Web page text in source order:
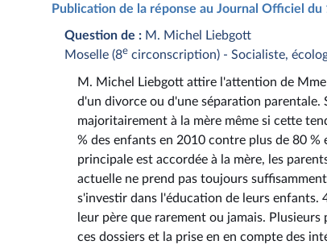
Publication de la réponse au Journal Officiel du
Question de : M. Michel Liebgott
Moselle (8e circonscription) - Socialiste,
M. Michel Liebgott attire l'attention de
d'un divorce ou d'une séparation parentale.
majoritairement à la mère même si cette
% des enfants en 2010 contre plus de 80 %
principale est accordée à la mère, les
actuelle ne prend pas toujours
s'investir dans l'éducation de leurs enfants.
leur père que rarement ou jamais.
ces dossiers et la prise en en compte des